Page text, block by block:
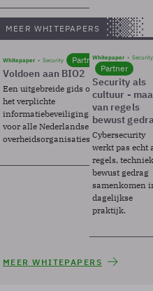
MEER WHITEPAPERS
Whitepaper Security Partner
Voldoen aan BIO2
Een uitgebreide gids over BIO2,
het verplichte
informatiebeveiligingsframework
voor alle Nederlandse
overheidsorganisaties.
Whitepaper Security
Partner
Security als
cultuur -
van regels
bewust
Cybersecurity
werkt pas echt
regels,
bewust gedrag
samenkomen
dagelijkse
praktijk.
MEER WHITEPAPERS